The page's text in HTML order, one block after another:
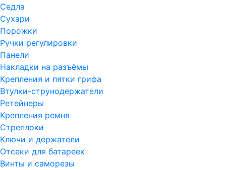
Седла
Сухари
Порожки
Ручки регулировки
Панели
Накладки на разъёмы
Крепления и пятки грифа
Втулки-струнодержатели
Ретейнеры
Крепления ремня
Стреплоки
Ключи и держатели
Отсеки для батареек
Винты и саморезы